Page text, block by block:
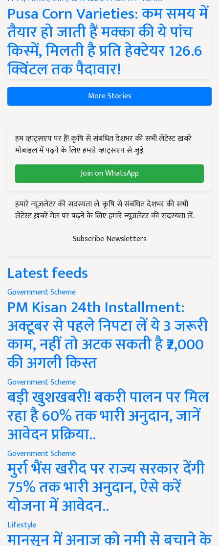
Pusa Corn Varieties: कम समय में
तैयार हो जाती हैं मक्का की ये पांच
किस्में, मिलती है प्रति हेक्टेयर 126.6
क्विंटल तक पैदावार!
More Stories
हम व्हाट्सएप पर हैं! कृषि से संबंधित देशभर की सभी लेटेस्ट ख़बरें
मोबाइल में पढ़ने के लिए हमारे व्हाट्सएप से जुड़ें.
Join on WhatsApp
हमारे न्यूज़लेटर की सदस्यता लें. कृषि से संबंधित देशभर की सभी
लेटेस्ट ख़बरें मेल पर पढ़ने के लिए हमारे न्यूज़लेटर की सदस्यता लें.
Subscribe Newsletters
Latest feeds
Government Scheme
PM Kisan 24th Installment:
अक्टूबर से पहले निपटा लें ये 3 जरूरी
काम, नहीं तो अटक सकती है ₹2,000
की अगली किस्त
Government Scheme
बड़ी खुशखबरी! बकरी पालन पर मिल
रहा है 60% तक भारी अनुदान, जानें
आवेदन प्रक्रिया..
Government Scheme
मुर्रा भैंस खरीद पर राज्य सरकार देंगी
75% तक भारी अनुदान, ऐसे करें
योजना में आवेदन..
Lifestyle
मानसून में अनाज को नमी से बचाने के